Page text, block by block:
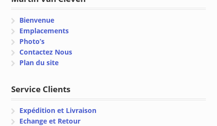
Bienvenue
Emplacements
Photo’s
Contactez Nous
Plan du site
Service Clients
Expédition et Livraison
Echange et Retour